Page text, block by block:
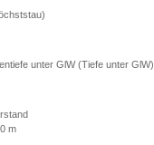
unter GlW (Tiefe unter GlW)
m